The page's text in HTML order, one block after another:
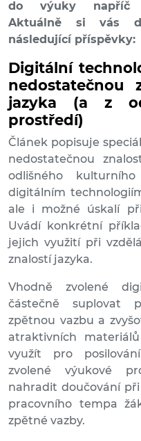
do výuky napříč
Aktuálně si vás
následující příspěvky:
Digitální
nedostatečnou
jazyka (a z
prostředí)
Článek popisuje
nedostatečnou
odlišného
digitálním
ale i možné úskalí
Uvádí konkrétní
jejich využití při
znalostí jazyka.
Vhodně zvolené
částečně suplovat
zpětnou vazbu a
atraktivních
využít pro
zvolené výukové
nahradit doučování
pracovního tempa
zpětné vazby.